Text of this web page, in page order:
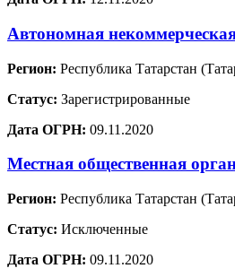
Автономная
Регион: Республика Татарстан
Статус: Зарегистрированные
Дата ОГРН: 09.11.2020
Местная общественная
Регион: Республика Татарстан
Статус: Исключенные
Дата ОГРН: 09.11.2020